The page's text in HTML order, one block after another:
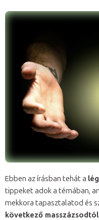
Ebben az írásban tehát a
tippeket adok a témában,
mekkora tapasztalatod és
következő